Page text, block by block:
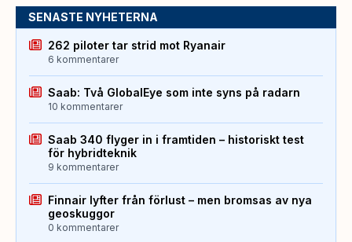
SENASTE NYHETERNA
262 piloter tar strid mot Ryanair
6 kommentarer
Saab: Två GlobalEye som inte syns på radarn
10 kommentarer
Saab 340 flyger in i framtiden – historiskt test
för hybridteknik
9 kommentarer
Finnair lyfter från förlust – men bromsas av nya
geoskuggor
0 kommentarer